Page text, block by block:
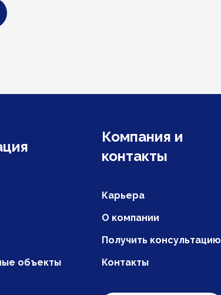
Компания и
контакты
объекты
Карьера
О компании
Получить консультацию
Контакты